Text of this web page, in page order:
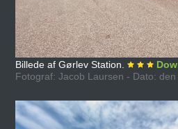
Billede af Gørlev Station.
Fotograf: Jacob Laursen - Dato: den